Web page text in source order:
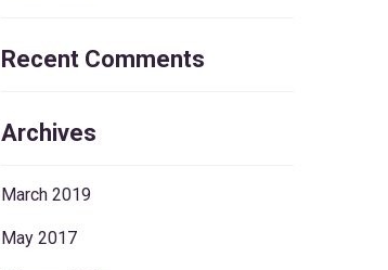
Recent Comments
Archives
March 2019
May 2017